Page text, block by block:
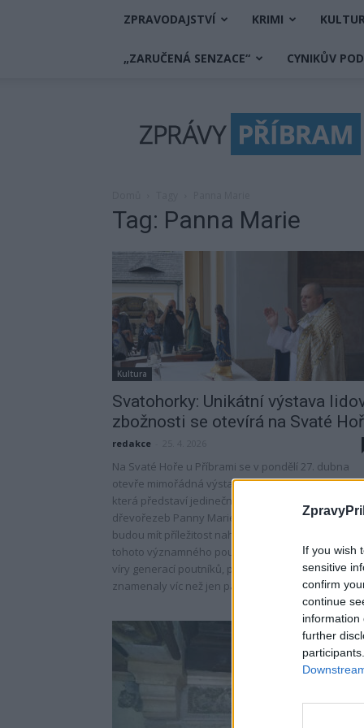
If you wish
sensitive
confirm
continue
information
further
ZPRAVODAJSTVÍ KRIMI
„ZARUČENÁ SENZACE“ CYNIKŮV
Příbram
Tag: Panna Marie
Kultura
Svatohorky: Unikátní výstava
zbožnosti se otevírá na Svaté
redakce
Na Svaté Hoře u Příbrami se v pondělí 27. dubna
otevře mimořádná výstava s názvem Svatohorky,
která představí jedinečný soubor lidových
dřevořezeb Panny Marie Svatohorské. Návštěvníci
budou mít příležitost nahlédnout nejen do historie
tohoto významného poutního místa, ale i do
víry generací poutníků, pro něž tyto drobné sošky
znamenaly víc než jen památku na návštěvu.